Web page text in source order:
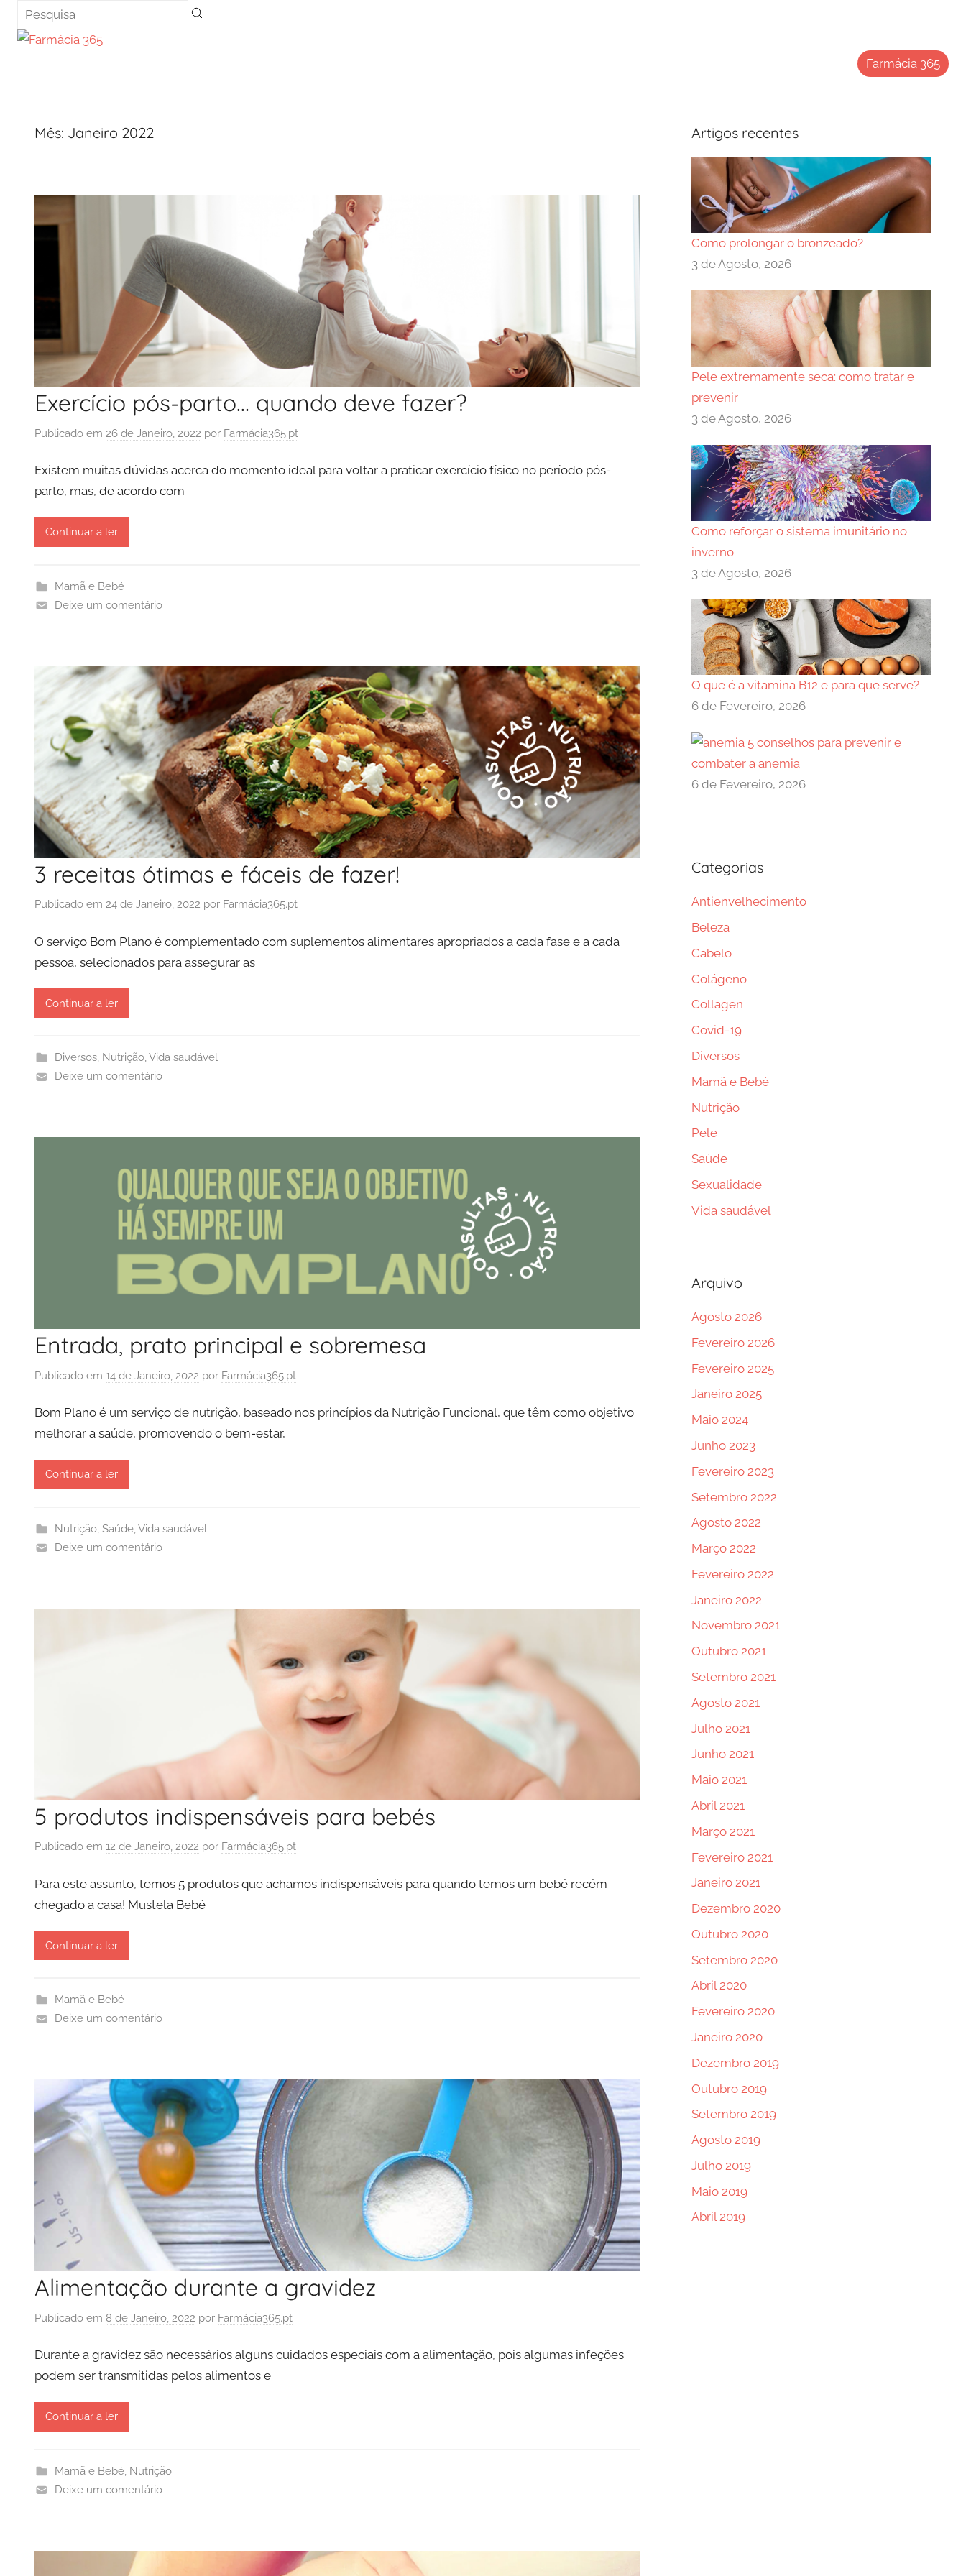
Saltar
para
Farmácia 365
Mês: Janeiro 2022
Exercício pós-parto… quando deve fazer?
Publicado em 26 de Janeiro, 2022 por Farmácia365.pt
Existem muitas dúvidas acerca do momento ideal para voltar a praticar exercício físico no período pós-
parto, mas, de acordo com
Continuar a ler
Mamã e Bebé
Deixe um comentário
3 receitas ótimas e fáceis de fazer!
Publicado em 24 de Janeiro, 2022 por Farmácia365.pt
O serviço Bom Plano é complementado com suplementos alimentares apropriados a cada fase e a cada
pessoa, selecionados para assegurar as
Continuar a ler
Diversos, Nutrição,Vida saudável
Deixe um comentário
Entrada, prato principal e sobremesa
Publicado em 14 de Janeiro, 2022 por Farmácia365.pt
Bom Plano é um serviço de nutrição, baseado nos princípios da Nutrição Funcional, que têm como objetivo
melhorar a saúde, promovendo o bem-estar,
Continuar a ler
Nutrição, Saúde,Vida saudável
Deixe um comentário
5 produtos indispensáveis para bebés
Publicado em 12 de Janeiro, 2022 por Farmácia365.pt
Para este assunto, temos 5 produtos que achamos indispensáveis para quando temos um bebé recém
chegado a casa! Mustela Bebé
Continuar a ler
Mamã e Bebé
Deixe um comentário
Alimentação durante a gravidez
Publicado em 8 de Janeiro, 2022 por Farmácia365.pt
Durante a gravidez são necessários alguns cuidados especiais com a alimentação, pois algumas infeções
podem ser transmitidas pelos alimentos e
Continuar a ler
Mamã e Bebé, Nutrição
Deixe um comentário
Artigos recentes
Como prolongar o bronzeado?
3 de Agosto, 2026
Pele extremamente seca: como tratar e
prevenir
3 de Agosto, 2026
Como reforçar o sistema imunitário no
inverno
3 de Agosto, 2026
O que é a vitamina B12 e para que serve?
6 de Fevereiro, 2026
5 conselhos para prevenir e
combater a anemia
6 de Fevereiro, 2026
Categorias
Antienvelhecimento
Beleza
Cabelo
Colágeno
Collagen
Covid-19
Diversos
Mamã e Bebé
Nutrição
Pele
Saúde
Sexualidade
Vida saudável
Arquivo
Agosto 2026
Fevereiro 2026
Fevereiro 2025
Janeiro 2025
Maio 2024
Junho 2023
Fevereiro 2023
Setembro 2022
Agosto 2022
Março 2022
Fevereiro 2022
Janeiro 2022
Novembro 2021
Outubro 2021
Setembro 2021
Agosto 2021
Julho 2021
Junho 2021
Maio 2021
Abril 2021
Março 2021
Fevereiro 2021
Janeiro 2021
Dezembro 2020
Outubro 2020
Setembro 2020
Abril 2020
Fevereiro 2020
Janeiro 2020
Dezembro 2019
Outubro 2019
Setembro 2019
Agosto 2019
Julho 2019
Maio 2019
Abril 2019